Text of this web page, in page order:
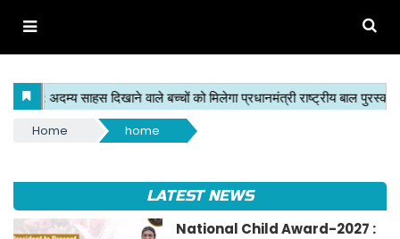
Home home
LATEST NEWS
National Child Award-2027 :